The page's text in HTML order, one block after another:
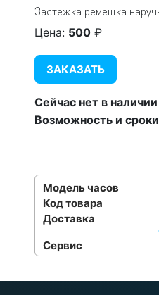
Застежка ремешка
Цена: 500 ₽
ЗАКАЗАТЬ
Сейчас нет в
Возможность и
Модель часов
Код товара
Доставка
Сервис